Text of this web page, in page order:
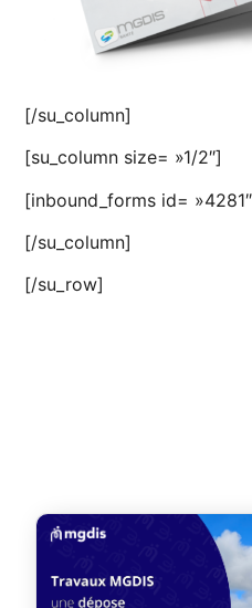
[/su_column]
[su_column size= »1/2″]
[inbound_forms id=
[/su_column]
[/su_row]